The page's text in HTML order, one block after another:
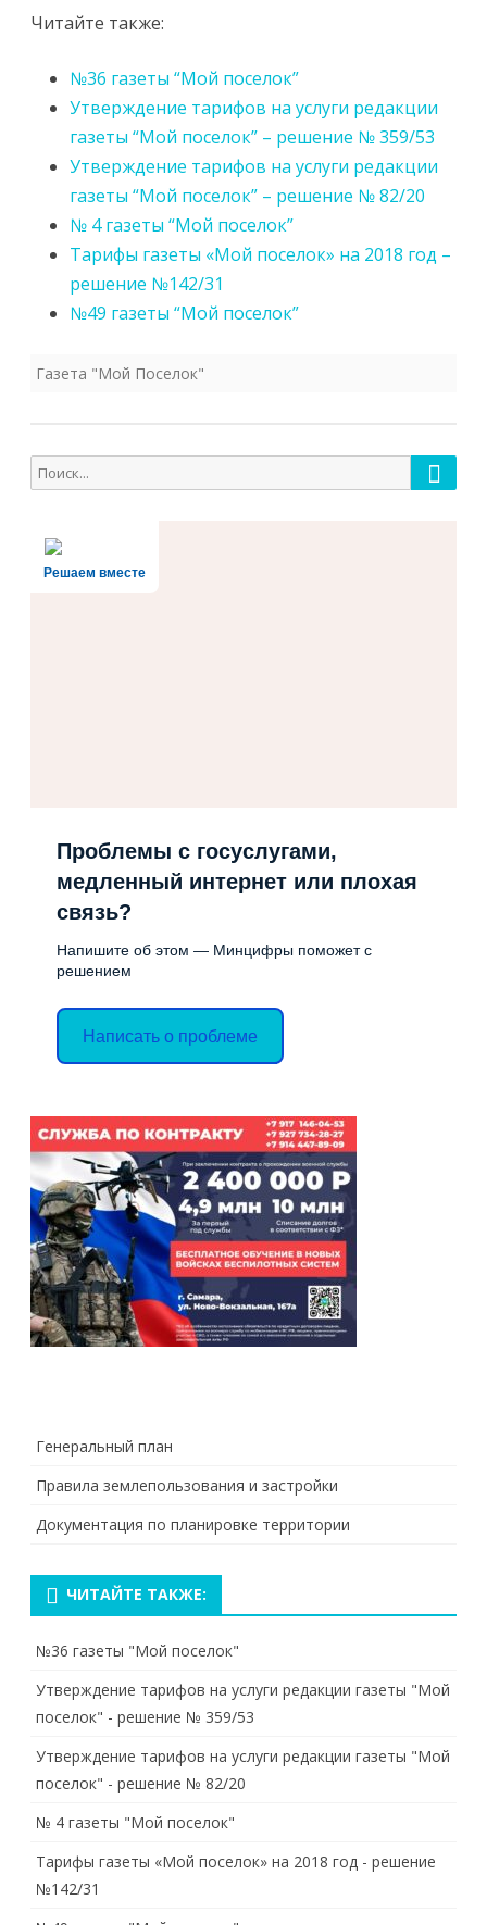
Читайте также:
№36 газеты “Мой поселок”
Утверждение тарифов на услуги редакции
газеты “Мой поселок” – решение № 359/53
Утверждение тарифов на услуги редакции
газеты “Мой поселок” – решение № 82/20
№ 4 газеты “Мой поселок”
Тарифы газеты «Мой поселок» на 2018 год –
решение №142/31
№49 газеты “Мой поселок”
Газета "Мой Поселок"
Поиск
для:
Поиск
Решаем вместе
Проблемы с госуслугами,
медленный интернет или плохая
связь?
Напишите об этом — Минцифры поможет с
решением
Написать о проблеме
Генеральный план
Правила землепользования и застройки
Документация по планировке территории
ЧИТАЙТЕ ТАКЖЕ:
№36 газеты "Мой поселок"
Утверждение тарифов на услуги редакции газеты "Мой
поселок" - решение № 359/53
Утверждение тарифов на услуги редакции газеты "Мой
поселок" - решение № 82/20
№ 4 газеты "Мой поселок"
Тарифы газеты «Мой поселок» на 2018 год - решение
№142/31